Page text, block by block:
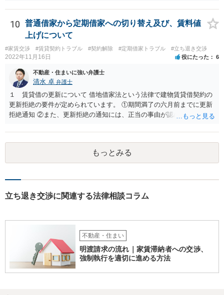
10
普通借家から定期借家への切り替え及び、賃料値
上げについて
#家賃交渉 #賃貸契約トラブル #契約解除 #定期借家トラブル #立ち退き交渉
2022年11月16日 役にたった 6
不動産・住まいに強い弁護士
清水 卓 弁護士
１ 賃貸借の更新について 借地借家法という法律で建物賃貸借契約の
更新拒絶の要件が定められています。 ①期間満了の六月前までに更新
拒絶通知 ②また、更新拒絶の通知には、正当の事由が認められる必要
賃借人の建物使用を必要とする事情のほか、従前の経過，建物の利用
状況，建物の現況，いわゆる立退料の申出を考慮して判断するものと
されています。 ③更新拒絶通知がされた場合でも、賃貸借期間満了満
了後も賃借人が建物の使用を継続する場合には、賃借人に対し遅滞な
側（賃貸人側）が、更新の予定されている普通賃貸借契約から更新の
側（あなた側）から同意を取り付けようとしているものと思われま
す。 （建物賃貸借契約の更新等） 第二十六条 建物の賃貸借について
期間の定めがある場合において、当事者が期間の満了の一年前から六
月前までの間に相手方に対して更新をしない旨の通知又は条件を変更
しなければ更新をしない旨の通知をしなかったときは、従前の契約と
もっとみる
立ち退き交渉に関連する法律相談コラム
不動産・住まい
明渡請求の流れ｜家賃滞納者への交渉、
強制執行を適切に進める方法